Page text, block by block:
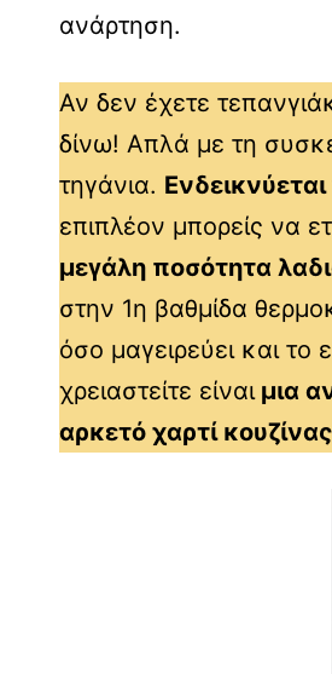
ανάρτηση.
Αν δεν έχετε
δίνω! Απλά με τη
τηγάνια.
επιπλέον μπορείς να
μεγάλη ποσότητα
στην 1η βαθμίδα
όσο μαγειρεύει και το
χρειαστείτε είναιμια
αρκετό χαρτί κουζίνας